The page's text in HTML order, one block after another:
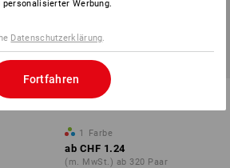
Gehörschutz-Stöpsel Twisters
1 Farbe
ab CHF 1.24
(m. MwSt.) ab 320 Paar
Werbung.
Datenschutzerklärung
Fortfahren